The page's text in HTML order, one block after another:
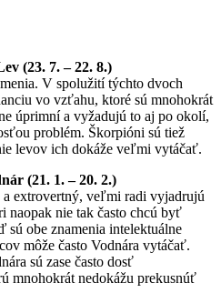
(23. 7. – 22. 8.)
V spolužití týchto dvoch
vo vzťahu, ktoré sú mnohokrát
úprimní a vyžadujú to aj po okolí,
problém. Škorpióni sú tiež
levov ich dokáže veľmi vytáčať.
(21. 1. – 20. 2.)
extrovertný, veľmi radi vyjadrujú
naopak nie tak často chcú byť
sú obe znamenia intelektuálne
môže často Vodnára vytáčať.
sú zase často dosť
mnohokrát nedokážu prekusnúť